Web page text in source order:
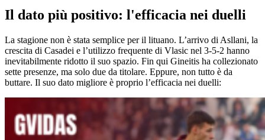
Il dato più positivo: l'efficacia nei duelli
La stagione non è stata semplice per il lituano. L’arrivo di Asllani, la
crescita di Casadei e l’utilizzo frequente di Vlasic nel 3-5-2 hanno
inevitabilmente ridotto il suo spazio. Fin qui Gineitis ha collezionato
sette presenze, ma solo due da titolare. Eppure, non tutto è da
buttare. Il suo dato migliore è proprio l’efficacia nei duelli: